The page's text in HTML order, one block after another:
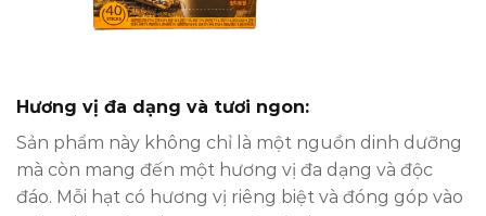
Hương vị đa dạng và tươi ngon:
Sản phẩm này không chỉ là một nguồn dinh dưỡng
mà còn mang đến một hương vị đa dạng và độc
đáo. Mỗi hạt có hương vị riêng biệt và đóng góp vào